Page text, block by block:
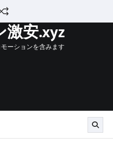
激安.xyz
ーションを含みます